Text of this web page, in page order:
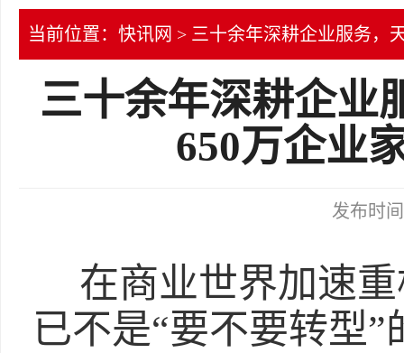
当前位置： 快讯网 > 三十余年深耕企业服务，
三十余年深耕企业
650万企业
发布时
在商业世界加速
已不是“要不要转型